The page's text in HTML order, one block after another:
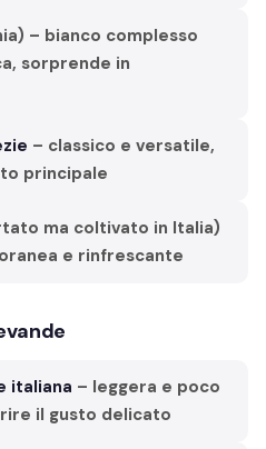
– bianco complesso
sorprende in
– classico e versatile,
principale
ma coltivato in Italia)
e rinfrescante
italiana – leggera e poco
il gusto delicato